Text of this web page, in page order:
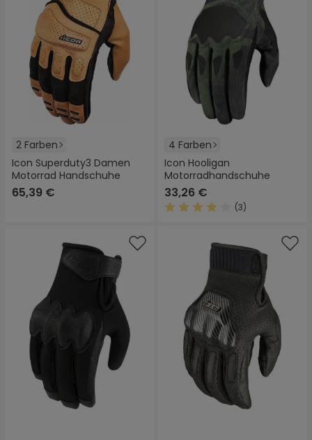
2 Farben
Icon Superduty3 Damen
Motorrad Handschuhe
65,39 €
4 Farben
Icon Hooligan
Motorradhandschuhe
33,26 €
(3)